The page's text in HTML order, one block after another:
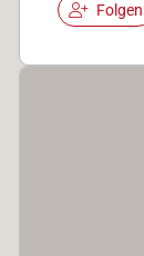
Folgen